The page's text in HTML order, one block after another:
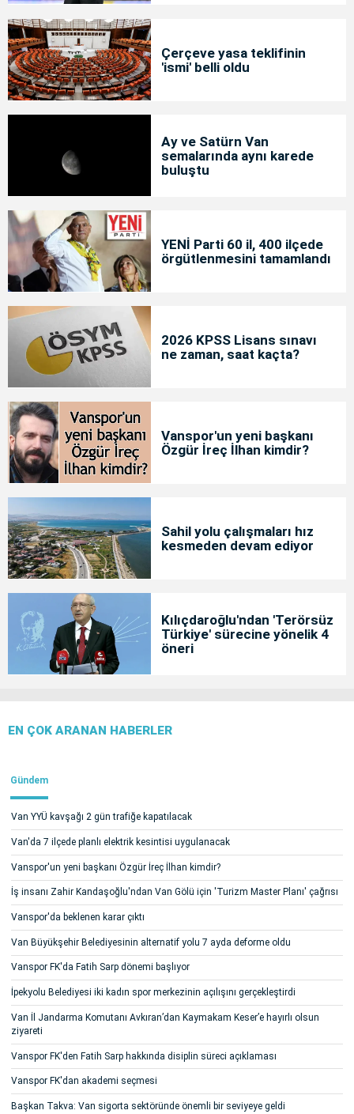
Çerçeve yasa teklifinin
'ismi' belli oldu
Ay ve Satürn Van
semalarında aynı karede
buluştu
YENİ Parti 60 il, 400 ilçede
örgütlenmesini tamamlandı
2026 KPSS Lisans sınavı
ne zaman, saat kaçta?
Vanspor'un yeni başkanı
Özgür İreç İlhan kimdir?
Sahil yolu çalışmaları hız
kesmeden devam ediyor
Kılıçdaroğlu'ndan 'Terörsüz
Türkiye' sürecine yönelik 4
öneri
EN ÇOK ARANAN HABERLER
Gündem
Van YYÜ kavşağı 2 gün trafiğe kapatılacak
Van'da 7 ilçede planlı elektrik kesintisi uygulanacak
Vanspor'un yeni başkanı Özgür İreç İlhan kimdir?
İş insanı Zahir Kandaşoğlu'ndan Van Gölü için 'Turizm Master Planı' çağrısı
Vanspor'da beklenen karar çıktı
Van Büyükşehir Belediyesinin alternatif yolu 7 ayda deforme oldu
Vanspor FK'da Fatih Sarp dönemi başlıyor
İpekyolu Belediyesi iki kadın spor merkezinin açılışını gerçekleştirdi
Van İl Jandarma Komutanı Avkıran’dan Kaymakam Keser’e hayırlı olsun
ziyareti
Vanspor FK'den Fatih Sarp hakkında disiplin süreci açıklaması
Vanspor FK'dan akademi seçmesi
Başkan Takva: Van sigorta sektöründe önemli bir seviyeye geldi